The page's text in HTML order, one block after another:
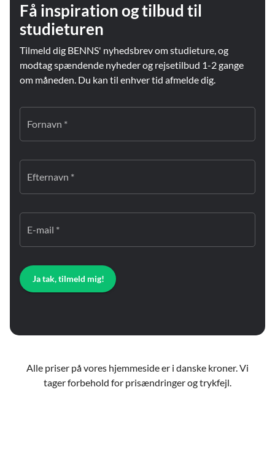
Få inspiration og tilbud til
studieturen
Tilmeld dig BENNS' nyhedsbrev om studieture, og
modtag spændende nyheder og rejsetilbud 1-2 gange
om måneden. Du kan til enhver tid afmelde dig.
Fornavn *
Efternavn *
E-mail *
Ja tak, tilmeld mig!
Alle priser på vores hjemmeside er i danske kroner. Vi
tager forbehold for prisændringer og trykfejl.